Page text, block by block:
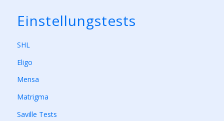
Einstellungstests
SHL
Eligo
Mensa
Matrigma
Saville Tests